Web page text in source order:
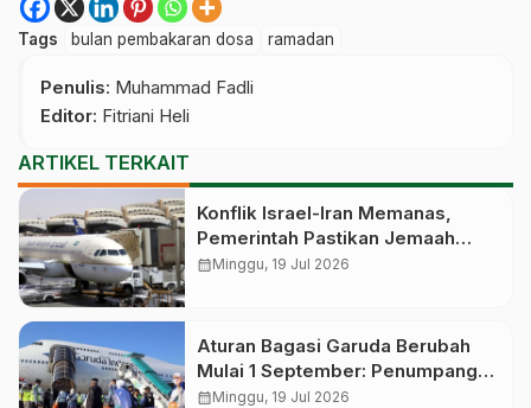
Tags bulan pembakaran dosa ramadan
Penulis: Muhammad Fadli
Editor: Fitriani Heli
ARTIKEL TERKAIT
Konflik Israel-Iran Memanas,
Pemerintah Pastikan Jemaah
Umrah Indonesia Aman: Belum
calendar_monthMinggu, 19 Jul 2026
Aturan Bagasi Garuda Berubah
Mulai 1 September: Penumpang
Ekonomi Kini Bisa Bawa Koper
calendar_monthMinggu, 19 Jul 2026